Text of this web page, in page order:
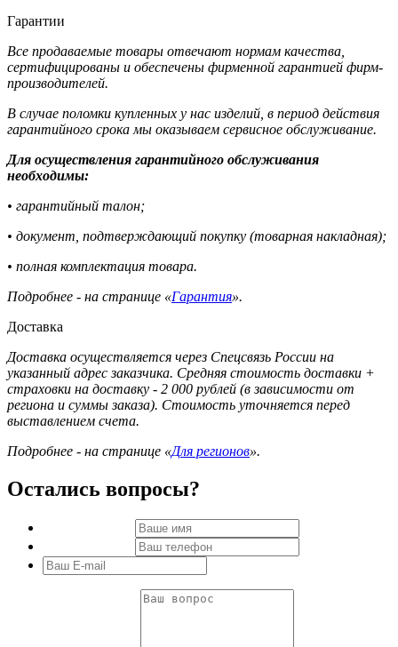
Гарантии
Все продаваемые товары отвечают нормам качества,
сертифицированы и обеспечены фирменной гарантией фирм-
производителей.
В случае поломки купленных у нас изделий, в период действия
гарантийного срока мы оказываем сервисное обслуживание.
Для осуществления гарантийного обслуживания
необходимы:
• гарантийный талон;
• документ, подтверждающий покупку (товарная накладная);
• полная комплектация товара.
Подробнее - на странице «Гарантия».
Доставка
Доставка осуществляется через Спецсвязь России на
указанный адрес заказчика. Средняя стоимость доставки +
страховки на доставку - 2 000 рублей (в зависимости от
региона и суммы заказа). Стоимость уточняется перед
выставлением счета.
Подробнее - на странице «Для регионов».
Остались вопросы?